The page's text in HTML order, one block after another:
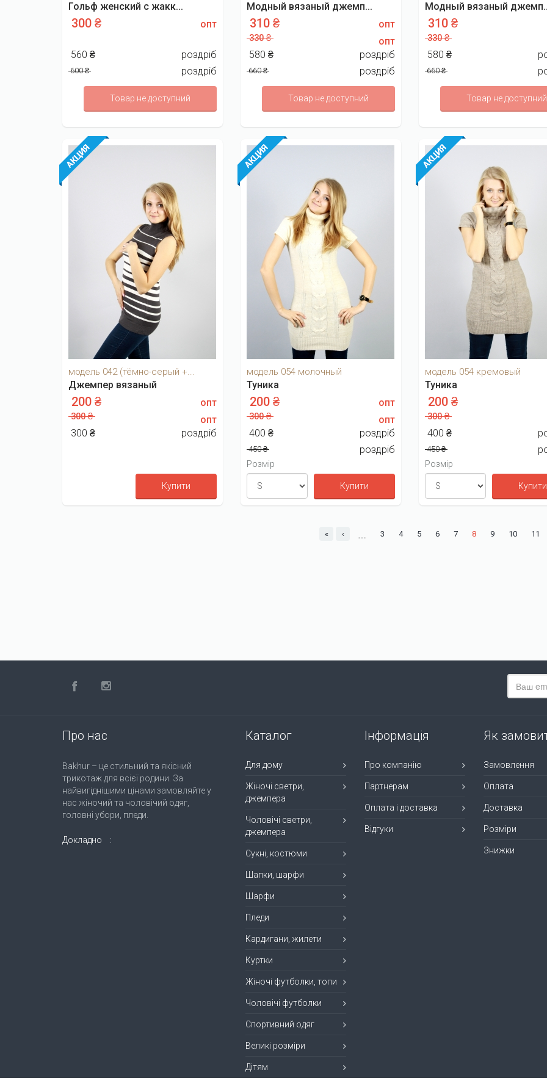
Гольф женский с жакк...
300 ₴ опт
560 ₴ роздріб
600 ₴ роздріб
Товар не доступний
Модный вязаный джемп...
310 ₴ опт
330 ₴
опт
580 ₴
роздріб
660 ₴ роздріб
Товар не доступний
Модный вязаный
310 ₴
330 ₴
580 ₴
660 ₴
Товар не доступний
модель 042 (тёмно-серый +...
Джемпер вязаный
200 ₴ опт
300 ₴
опт
300 ₴
роздріб
Купити
модель 054 молочный
Туника
200 ₴ опт
300 ₴
опт
400 ₴
роздріб
450 ₴ роздріб
Розмір
Купити
модель 054 кремовый
Туника
200 ₴
300 ₴
400 ₴
450 ₴
Розмір
Купити
« ‹ … 3 4 5 6 7 8 9 10 11
Про нас
Bakhur – це стильний та якісний
трикотаж для всієї родини. За
найвигіднішими цінами замовляйте у
нас жіночий та чоловічий одяг,
головні убори, пледи.
Докладно
Каталог
Для дому
Жіночі светри,
джемпера
Чоловічі светри,
джемпера
Сукні, костюми
Шапки, шарфи
Шарфи
Пледи
Кардигани, жилети
Куртки
Жіночі футболки, топи
Чоловічі футболки
Спортивний одяг
Великі розміри
Дітям
Інформація
Про компанію
Партнерам
Оплата і доставка
Відгуки
Як
Замовлення
Оплата
Доставка
Розміри
Знижки